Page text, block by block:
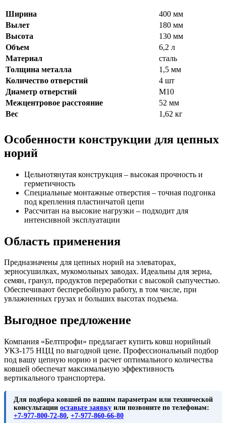
Ширина
400 мм
Вылет
180 мм
Высота
130 мм
Объем
6,2 л
Материал
сталь
Толщина металла
1,5 мм
Количество отверстий
4 шт
Диаметр отверстий
М10
Межцентровое расстояние
52 мм
Вес
1,62 кг
Особенности конструкции для цепных
норий
Цельнотянутая конструкция – высокая прочность и
герметичность
Специальные монтажные отверстия – точная подгонка
под крепления пластинчатой цепи
Рассчитан на высокие нагрузки – подходит для
интенсивной эксплуатации
Область применения
Предназначены для цепных норий на элеваторах,
зерносушилках, мукомольных заводах. Идеальны для зерна,
семян, гранул, продуктов переработки с высокой сыпучестью.
Обеспечивают бесперебойную работу, в том числе, при
увлажненных грузах и больших высотах подъема.
Выгодное предложение
Компания «Белтпрофи» предлагает купить ковш норийный
УКЗ-175 НЦЦ по выгодной цене. Профессиональный подбор
под вашу цепную норию и расчет оптимального количества
ковшей обеспечат максимальную эффективность
вертикального транспортера.
Для подбора ковшей по вашим параметрам или технической
консультации оставьте заявку или позвоните по телефонам:
+7-977-800-72-80, +7-977-860-66-80